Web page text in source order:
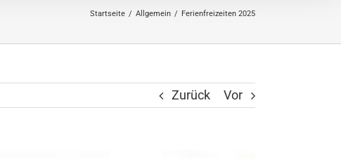
Startseite / Allgemein / Ferienfreizeiten 2025
Zurück Vor